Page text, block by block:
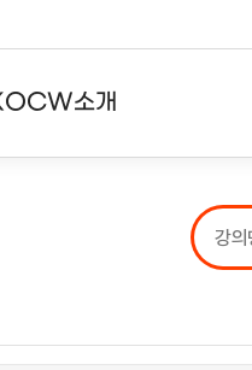
소개